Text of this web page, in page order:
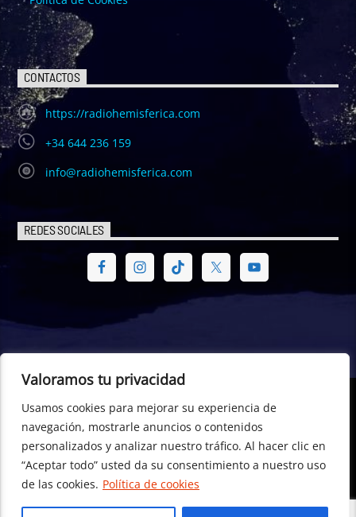
Valoramos tu privacidad
Usamos cookies para mejorar su experiencia de
navegación, mostrarle anuncios o contenidos
personalizados y analizar nuestro tráfico. Al hacer clic en
“Aceptar todo” usted da su consentimiento a nuestro uso
de las cookies. Política de cookies
CONTACTOS
https://radiohemisferica.com
+34 644 236 159
info@radiohemisferica.com
REDES SOCIALES
© Radio Hemisférica. Project of - Euro-American Committee of
Digital Law – CEA Digital Law, CTR- 698529, Dublin (Republic of
Ireland) +353 196 01 596